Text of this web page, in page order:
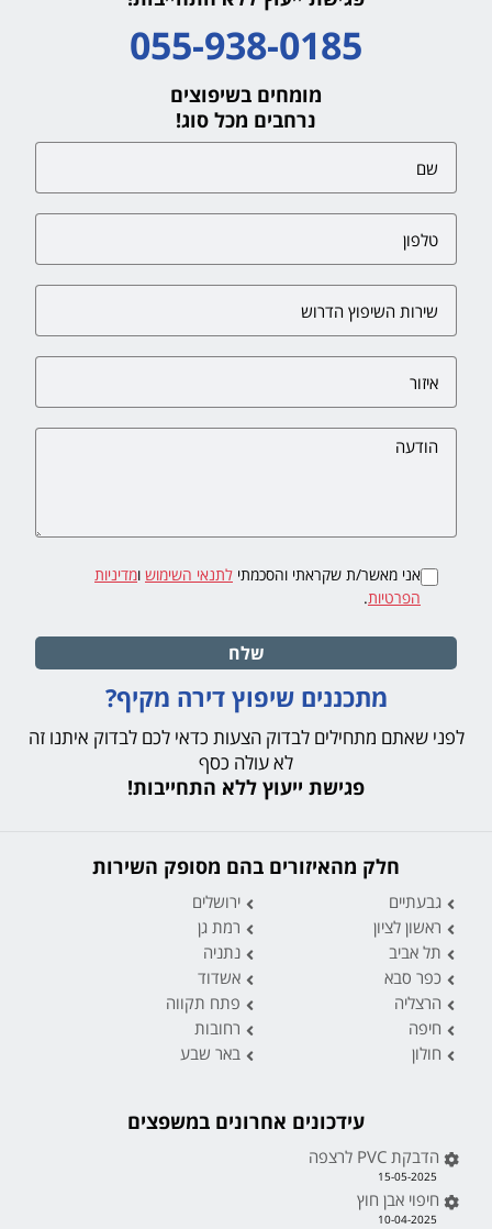
055-938-0185
מומחים בשיפוצים
נרחבים מכל סוג!
אני מאשר/ת שקראתי והסכמתי לתנאי השימוש ומדיניות
הפרטיות.
שלח
מתכננים שיפוץ דירה מקיף?
לפני שאתם מתחילים לבדוק הצעות כדאי לכם לבדוק איתנו זה
לא עולה כסף
פגישת ייעוץ ללא התחייבות!
חלק מהאיזורים בהם מסופק השירות
גבעתיים
ירושלים
ראשון לציון
רמת גן
תל אביב
נתניה
כפר סבא
אשדוד
הרצליה
פתח תקווה
חיפה
רחובות
חולון
באר שבע
עידכונים אחרונים במשפצים
הדבקת PVC לרצפה
15-05-2025
חיפוי אבן חוץ
10-04-2025